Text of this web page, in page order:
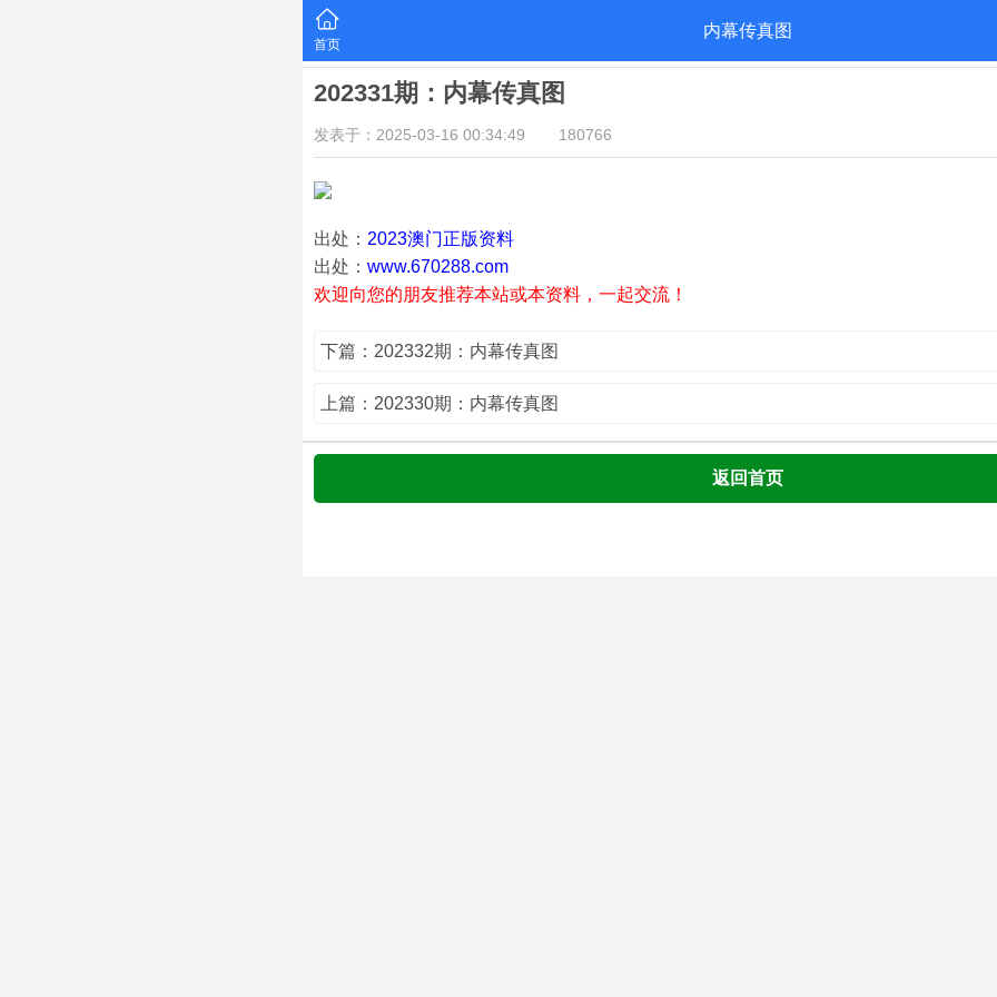
首页
内幕传真图
202331期：内幕传真图
发表于：2025-03-16 00:34:49 180766
出处： 2023澳门正版资料
出处： www.670288.com
欢迎向您的朋友推荐本站或本资料，一起交流！
下篇：202332期：内幕传真图
上篇：202330期：内幕传真图
返回首页